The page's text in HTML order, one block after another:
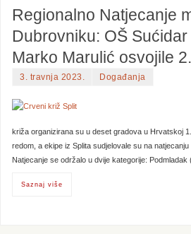
Regionalno Natjecanje
Dubrovniku: OŠ
Marko Marulić osvojile
3. travnja 2023. Događanja
križa organizirana su u deset gradova u Hrvatskoj
redom, a ekipe iz Splita sudjelovale su na natjecanju
Natjecanje se održalo u dvije kategorije:
Saznaj više